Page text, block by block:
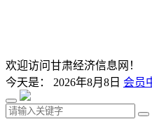
欢迎访问甘肃经济信息网！
今天是： 2026年8月8日 会员